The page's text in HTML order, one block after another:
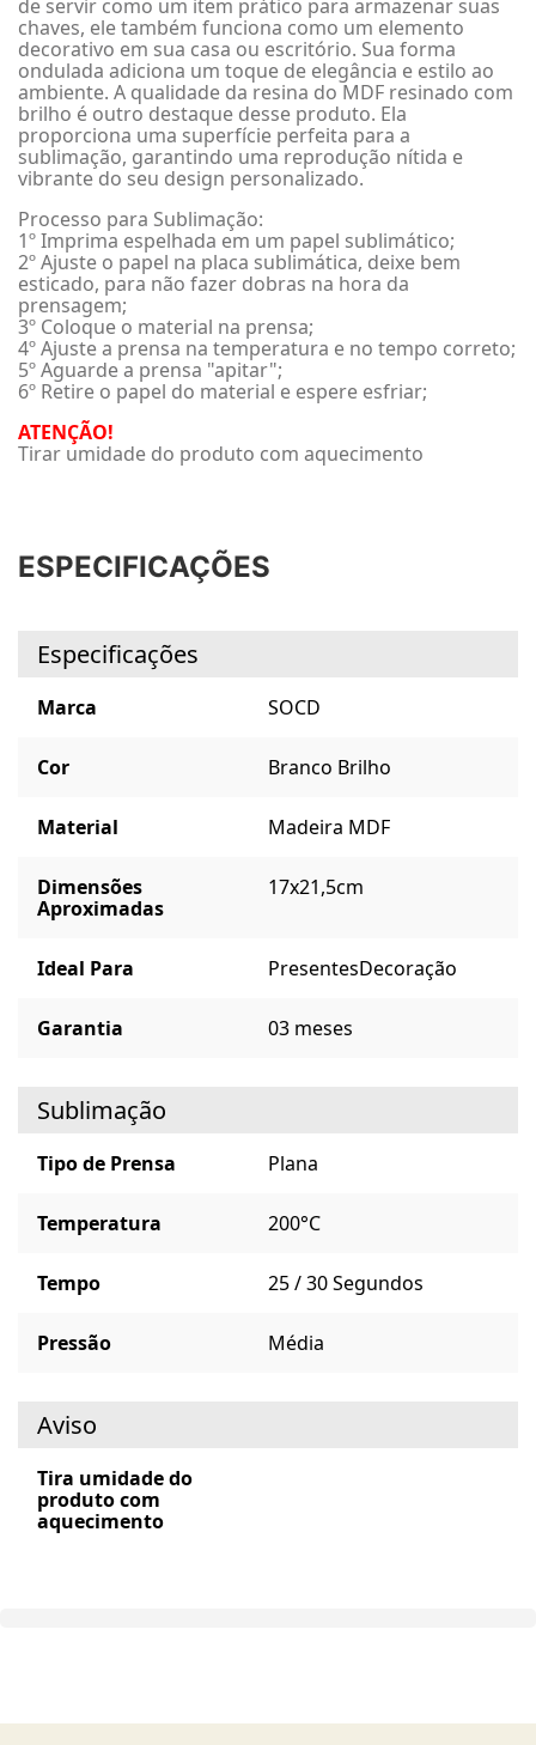
de servir como um item prático para armazenar suas
chaves, ele também funciona como um elemento
decorativo em sua casa ou escritório. Sua forma
ondulada adiciona um toque de elegância e estilo ao
ambiente. A qualidade da resina do MDF resinado com
brilho é outro destaque desse produto. Ela
proporciona uma superfície perfeita para a
sublimação, garantindo uma reprodução nítida e
vibrante do seu design personalizado.
Processo para Sublimação:
1º Imprima espelhada em um papel sublimático;
2º Ajuste o papel na placa sublimática, deixe bem
esticado, para não fazer dobras na hora da
prensagem;
3º Coloque o material na prensa;
4º Ajuste a prensa na temperatura e no tempo correto;
5º Aguarde a prensa "apitar";
6º Retire o papel do material e espere esfriar;
ATENÇÃO!
Tirar umidade do produto com aquecimento
ESPECIFICAÇÕES
Especificações
Marca SOCD
Cor Branco Brilho
Material Madeira MDF
Dimensões
Aproximadas
17x21,5cm
Ideal Para PresentesDecoração
Garantia 03 meses
Sublimação
Tipo de Prensa Plana
Temperatura 200°C
Tempo 25 / 30 Segundos
Pressão Média
Aviso
Tira umidade do
produto com
aquecimento